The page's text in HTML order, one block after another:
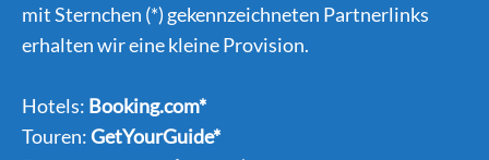
mit Sternchen (*) gekennzeichneten Partnerlinks
erhalten wir eine kleine Provision.
Hotels: Booking.com*
Touren:GetYourGuide*